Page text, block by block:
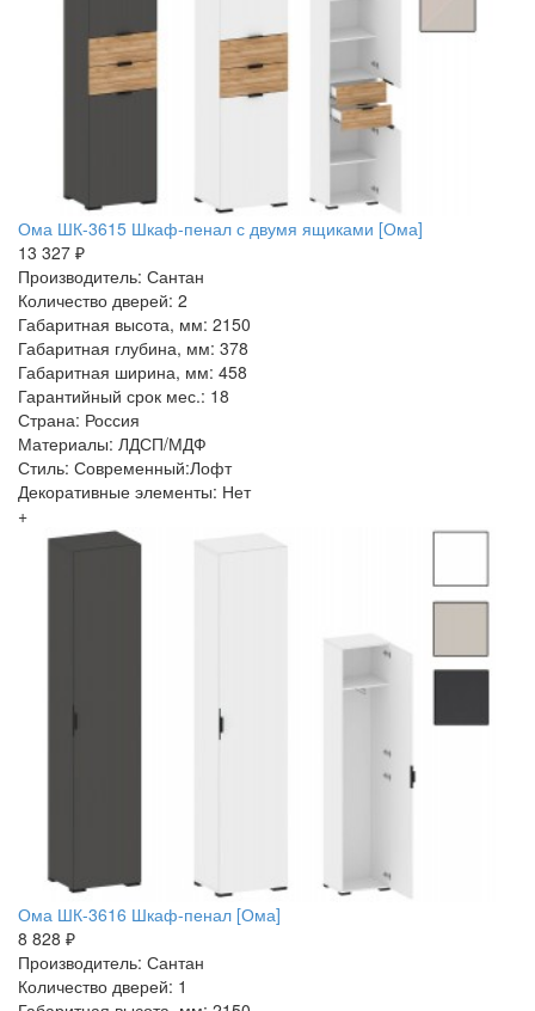
Ома ШК-3615 Шкаф-пенал с двумя ящиками [Ома]
13 327 ₽
Производитель: Сантан
Количество дверей: 2
Габаритная высота, мм: 2150
Габаритная глубина, мм: 378
Габаритная ширина, мм: 458
Гарантийный срок мес.: 18
Страна: Россия
Материалы: ЛДСП/МДФ
Стиль: Современный:Лофт
Декоративные элементы: Нет
+
Ома ШК-3616 Шкаф-пенал [Ома]
8 828 ₽
Производитель: Сантан
Количество дверей: 1